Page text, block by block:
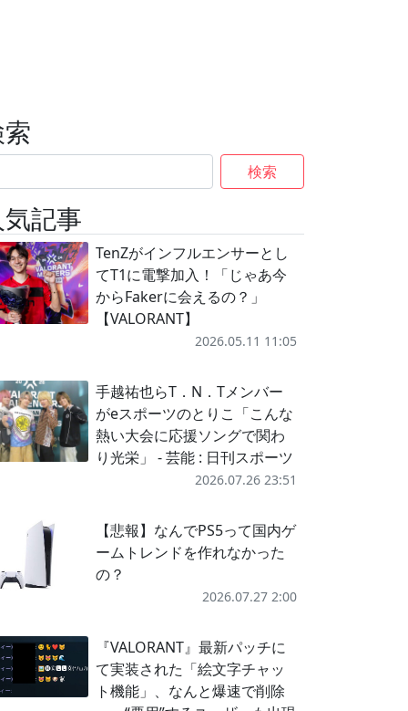
検索
記事
TenZがインフルエンサーとし
てT1に電撃加入！「じゃあ今
からFakerに会えるの？」
【VALORANT】
2026.05.11 11:05
手越祐也らT．N．Tメンバー
がeスポーツのとりこ「こんな
熱い大会に応援ソングで関わ
り光栄」 - 芸能 : 日刊スポーツ
2026.07.26 23:51
【悲報】なんでPS5って国内ゲ
ームトレンドを作れなかった
の？
2026.07.27 2:00
『VALORANT』最新パッチに
て実装された「絵文字チャッ
ト機能」、なんと爆速で削除